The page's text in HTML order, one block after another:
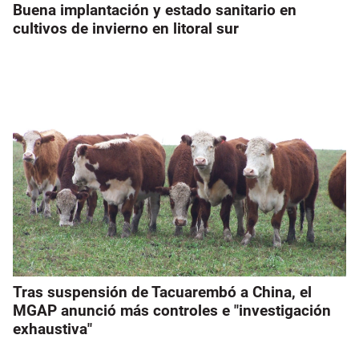
Buena implantación y estado sanitario en
cultivos de invierno en litoral sur
Tras suspensión de Tacuarembó a China, el
MGAP anunció más controles e "investigación
exhaustiva"